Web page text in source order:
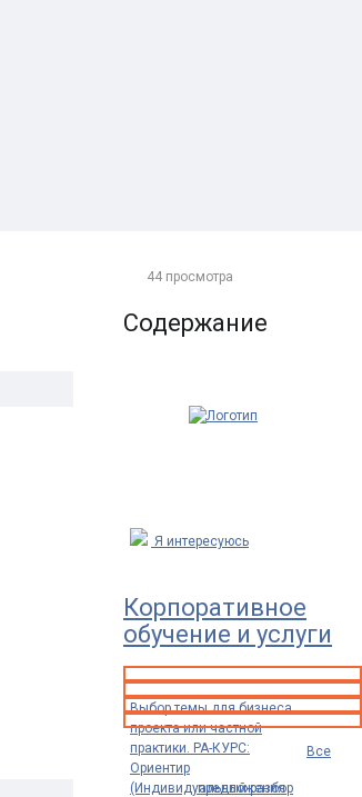
Содержание
Я интересуюсь
Корпоративное
обучение и услуги
Выбор темы для бизнеса,
проекта или частной
практики. РА-КУРС:
Ориентир
(Индивидуальный разбор
Все
предложения
44 просмотра